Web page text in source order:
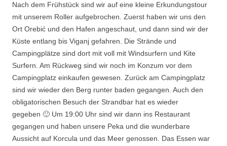
Nach dem Frühstück sind wir auf eine kleine Erkundungstour
mit unserem Roller aufgebrochen. Zuerst haben wir uns den
Ort Orebić und den Hafen angeschaut, und dann sind wir der
Küste entlang bis Viganj gefahren. Die Strände und
Campingplätze sind dort mit voll mit Windsurfern und Kite
Surfern. Am Rückweg sind wir noch im Konzum vor dem
Campingplatz einkaufen gewesen. Zurück am Campingplatz
sind wir wieder den Berg runter baden gegangen. Auch den
obligatorischen Besuch der Strandbar hat es wieder
gegeben 🙂 Um 19:00 Uhr sind wir dann ins Restaurant
gegangen und haben unsere Peka und die wunderbare
Aussicht auf Korcula und das Meer genossen. Das Essen war